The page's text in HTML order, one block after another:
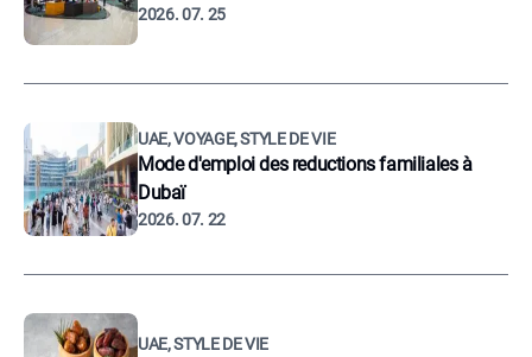
2026. 07. 25
UAE, VOYAGE, STYLE DE VIE
Mode d'emploi des reductions familiales à
Dubaï
2026. 07. 22
UAE, STYLE DE VIE